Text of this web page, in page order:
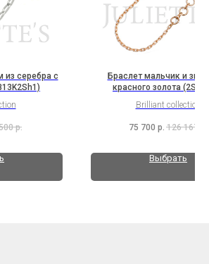
из серебра с
р.
Браслет мальчик и
красного золота
Brilliant collection
75 700 р. 126 167
Выбрать